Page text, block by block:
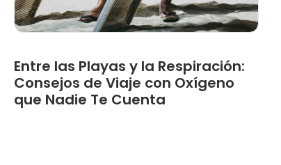
Entre las Playas y la Respiración:
Consejos de Viaje con Oxígeno
que Nadie Te Cuenta